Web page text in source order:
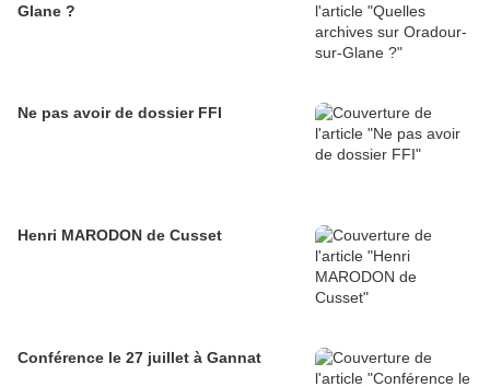
Glane ?
Ne pas avoir de dossier FFI
Henri MARODON de Cusset
Conférence le 27 juillet à Gannat